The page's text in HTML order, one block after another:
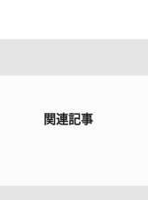
関連記事